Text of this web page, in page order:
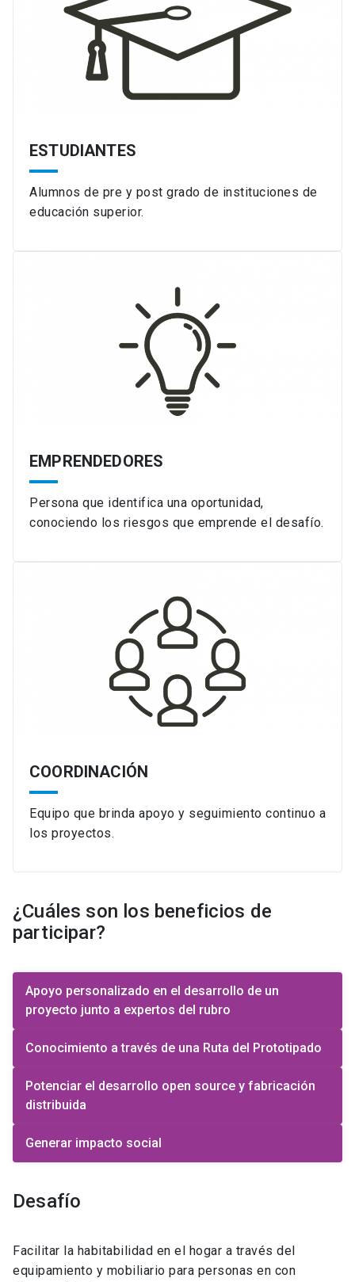
ESTUDIANTES
Alumnos de pre y post grado de instituciones de
educación superior.
EMPRENDEDORES
Persona que identifica una oportunidad,
conociendo los riesgos que emprende el desafío.
COORDINACIÓN
Equipo que brinda apoyo y seguimiento continuo a
los proyectos.
¿Cuáles son los beneficios de
participar?
Apoyo personalizado en el desarrollo de un
proyecto junto a expertos del rubro
Conocimiento a través de una Ruta del Prototipado
Potenciar el desarrollo open source y fabricación
distribuida
Generar impacto social
Desafío
Facilitar la habitabilidad en el hogar a través del
equipamiento y mobiliario para personas en con